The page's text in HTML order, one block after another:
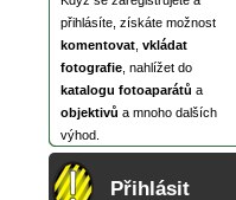
přihlásíte, získáte možnost
komentovat vkládat
fotografie , nahlížet do
katalogu fotoaparátů a
objektivů a mnoho dalších
výhod.
Přihlásit